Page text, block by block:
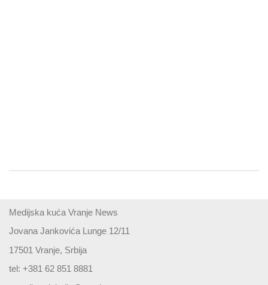
Medijska kuća Vranje News
Jovana Jankovića Lunge 12/11
17501 Vranje, Srbija
tel: +381 62 851 8881